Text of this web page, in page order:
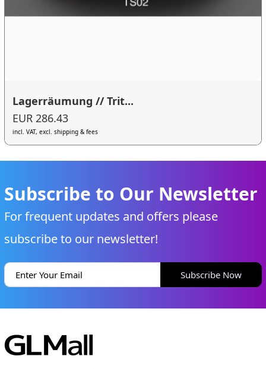
Lagerräumung // Trit...
EUR 286.43
incl. VAT, excl. shipping & fees
Subscribe to Our Newsletter
For frequent updates and offers please
subscribe to our newsletter!
Subscribe Now